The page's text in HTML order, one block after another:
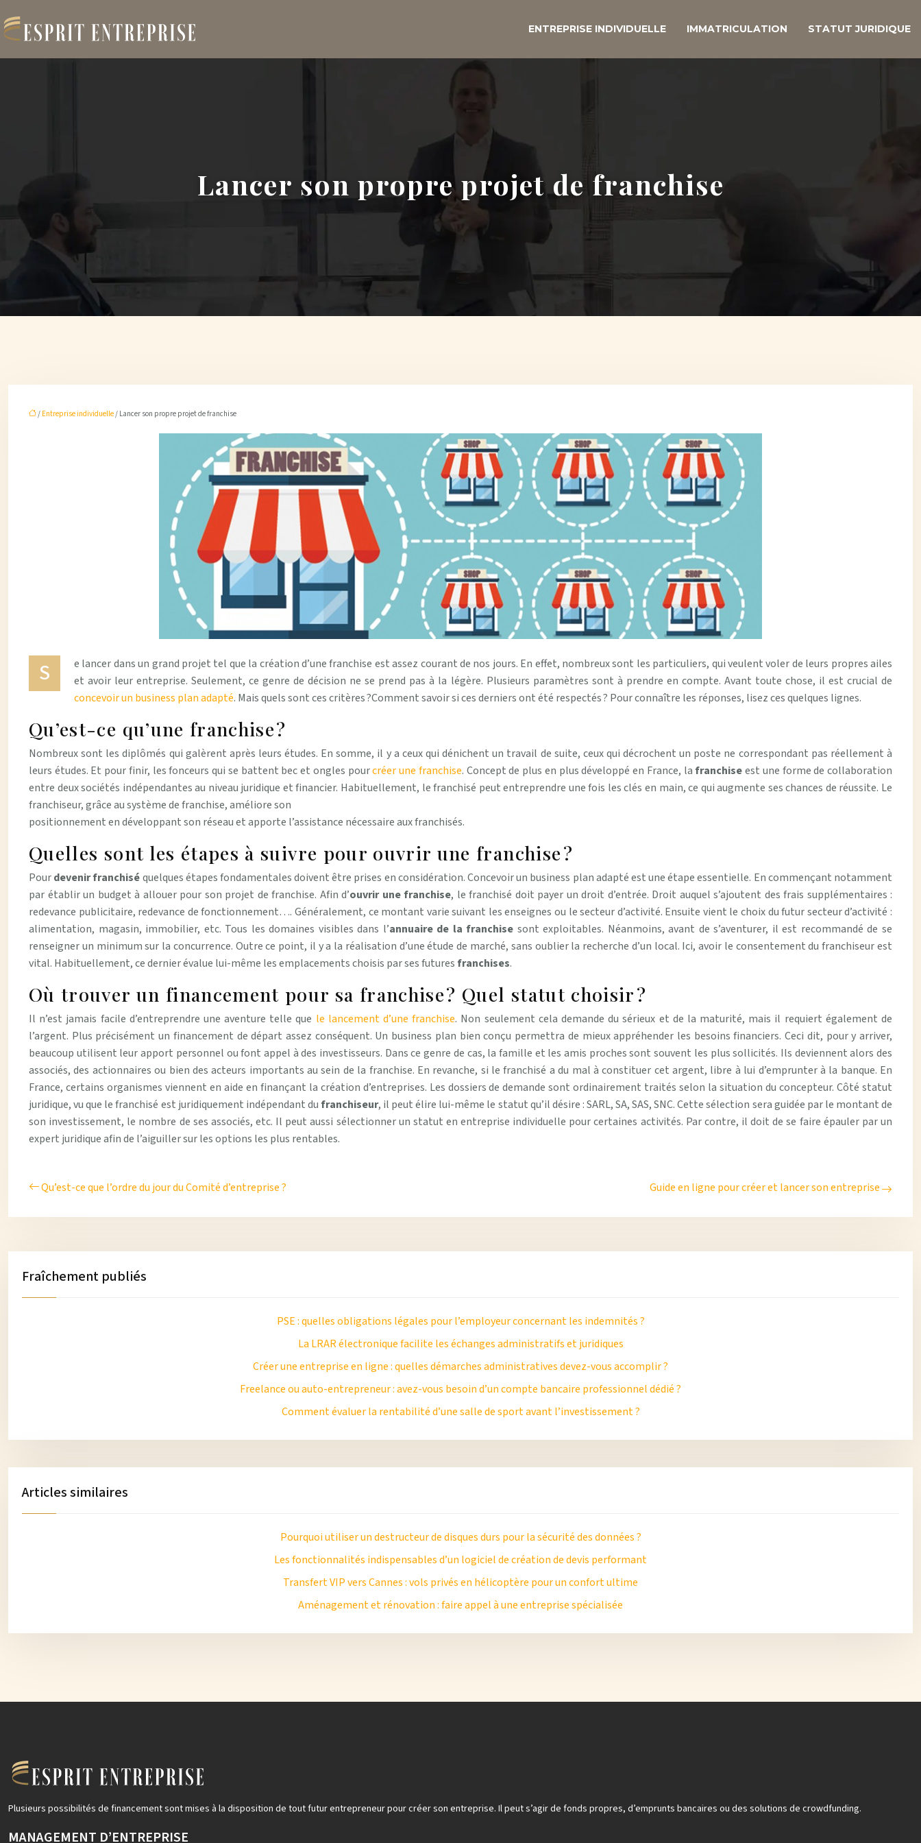
ENTREPRISE INDIVIDUELLE IMMATRICULATION STATUT JURIDIQUE
Lancer son propre projet de franchise
/ Entreprise individuelle/ Lancer son propre projet de franchise
S
e lancer dans un grand projet tel que la création d’une franchise est assez courant de nos jours. En effet, nombreux sont les particuliers, qui veulent voler de leurs propres ailes
et avoir leur entreprise. Seulement, ce genre de décision ne se prend pas à la légère. Plusieurs paramètres sont à prendre en compte. Avant toute chose, il est crucial de
concevoir un business plan adapté. Mais quels sont ces critères ?Comment savoir si ces derniers ont été respectés ? Pour connaître les réponses, lisez ces quelques lignes.
Qu’est-ce qu’une franchise ?
Nombreux sont les diplômés qui galèrent après leurs études. En somme, il y a ceux qui dénichent un travail de suite, ceux qui décrochent un poste ne correspondant pas réellement à
leurs études. Et pour finir, les fonceurs qui se battent bec et ongles pourcréer une franchise. Concept de plus en plus développé en France, lafranchiseest une forme de collaboration
entre deux sociétés indépendantes au niveau juridique et financier. Habituellement, le franchisé peut entreprendre une fois les clés en main, ce qui augmente ses chances de réussite. Le
franchiseur, grâce au système de franchise, améliore son
positionnement en développant son réseau et apporte l’assistance nécessaire aux franchisés.
Quelles sont les étapes à suivre pour ouvrir une franchise ?
Pourdevenir franchiséquelques étapes fondamentales doivent être prises en considération. Concevoir un business plan adapté est une étape essentielle. En commençant notamment
par établir un budget à allouer pour son projet de franchise. Afin d’ouvrir une franchise, le franchisé doit payer un droit d’entrée. Droit auquel s’ajoutent des frais supplémentaires :
redevance publicitaire, redevance de fonctionnement…. Généralement, ce montant varie suivant les enseignes ou le secteur d’activité. Ensuite vient le choix du futur secteur d’activité :
alimentation, magasin, immobilier, etc. Tous les domaines visibles dans l’annuaire de la franchise sont exploitables. Néanmoins, avant de s’aventurer, il est recommandé de se
renseigner un minimum sur la concurrence. Outre ce point, il y a la réalisation d’une étude de marché, sans oublier la recherche d’un local. Ici, avoir le consentement du franchiseur est
vital. Habituellement, ce dernier évalue lui-même les emplacements choisis par ses futuresfranchises.
Où trouver un financement pour sa franchise ? Quel statut choisir ?
Il n’est jamais facile d’entreprendre une aventure telle que le lancement d’une franchise. Non seulement cela demande du sérieux et de la maturité, mais il requiert également de
l’argent. Plus précisément un financement de départ assez conséquent. Un business plan bien conçu permettra de mieux appréhender les besoins financiers. Ceci dit, pour y arriver,
beaucoup utilisent leur apport personnel ou font appel à des investisseurs. Dans ce genre de cas, la famille et les amis proches sont souvent les plus sollicités. Ils deviennent alors des
associés, des actionnaires ou bien des acteurs importants au sein de la franchise. En revanche, si le franchisé a du mal à constituer cet argent, libre à lui d’emprunter à la banque. En
France, certains organismes viennent en aide en finançant la création d’entreprises. Les dossiers de demande sont ordinairement traités selon la situation du concepteur. Côté statut
juridique, vu que le franchisé est juridiquement indépendant dufranchiseur, il peut élire lui-même le statut qu’il désire : SARL, SA, SAS, SNC. Cette sélection sera guidée par le montant de
son investissement, le nombre de ses associés, etc. Il peut aussi sélectionner un statut en entreprise individuelle pour certaines activités. Par contre, il doit de se faire épauler par un
expert juridique afin de l’aiguiller sur les options les plus rentables.
Qu’est-ce que l’ordre du jour du Comité d’entreprise ? Guide en ligne pour créer et lancer son entreprise
Fraîchement publiés
PSE : quelles obligations légales pour l’employeur concernant les indemnités ?
La LRAR électronique facilite les échanges administratifs et juridiques
Créer une entreprise en ligne : quelles démarches administratives devez-vous accomplir ?
Freelance ou auto-entrepreneur : avez-vous besoin d’un compte bancaire professionnel dédié ?
Comment évaluer la rentabilité d’une salle de sport avant l’investissement ?
Articles similaires
Pourquoi utiliser un destructeur de disques durs pour la sécurité des données ?
Les fonctionnalités indispensables d’un logiciel de création de devis performant
Transfert VIP vers Cannes : vols privés en hélicoptère pour un confort ultime
Aménagement et rénovation : faire appel à une entreprise spécialisée
Plusieurs possibilités de financement sont mises à la disposition de tout futur entrepreneur pour créer son entreprise. Il peut s’agir de fonds propres, d’emprunts bancaires ou des solutions de crowdfunding.
MANAGEMENT D’ENTREPRISE